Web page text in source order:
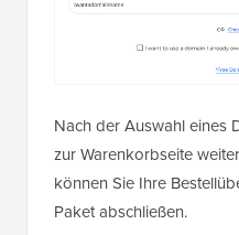
Nach der Auswahl eines
zur Warenkorbseite
können Sie Ihre
Paket abschließen.